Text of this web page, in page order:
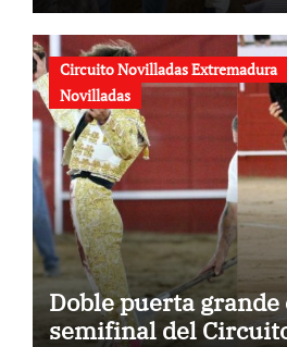
Circuito Novilladas Extremadura
Novilladas
Doble puerta
semifinal del